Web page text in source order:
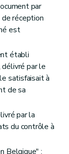
par
réception
est
établi
par le
satisfaisait à
de sa
par la
du contrôle à
Belgique" :